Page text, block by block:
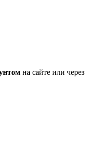
на сайте или через